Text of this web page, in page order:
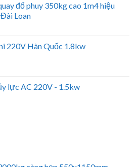
đổ phuy 350kg cao 1m4 hiệu
Loan
220V Hàn Quốc 1.8kw
lực AC 220V - 1.5kw